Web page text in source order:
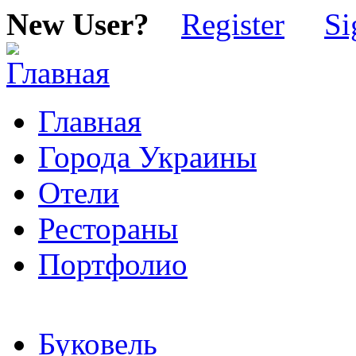
New User? Register
Главная
Города Украины
Отели
Рестораны
Портфолио
Буковель